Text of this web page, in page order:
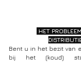
Bent u in het bezit van
bij het (koud)